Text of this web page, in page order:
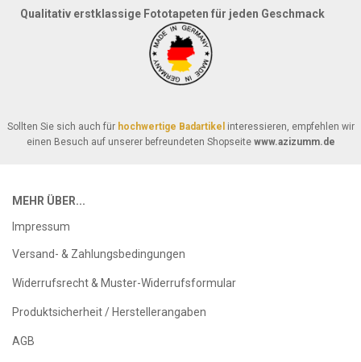
Qualitativ erstklassige Fototapeten für jeden Geschmack
Sollten Sie sich auch für hochwertige Badartikel interessieren, empfehlen wir
einen Besuch auf unserer befreundeten Shopseite www.azizumm.de
MEHR ÜBER...
Impressum
Versand- & Zahlungsbedingungen
Widerrufsrecht & Muster-Widerrufsformular
Produktsicherheit / Herstellerangaben
AGB